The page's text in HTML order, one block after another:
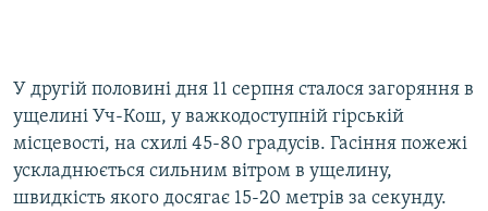
У другій половині дня 11 серпня сталося загоряння в
ущелині Уч-Кош, у важкодоступній гірській
місцевості, на схилі 45-80 градусів. Гасіння пожежі
ускладнюється сильним вітром в ущелину,
швидкість якого досягає 15-20 метрів за секунду.